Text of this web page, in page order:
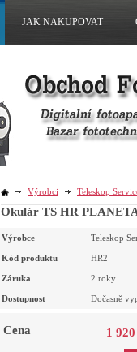
Výrobci Teleskop
Okulár TS HR
Výrobce Teleskop
Kód produktu HR2
Záruka 2 roky
Dostupnost Dočasně
Cena 1
JAK NAKUPOVAT